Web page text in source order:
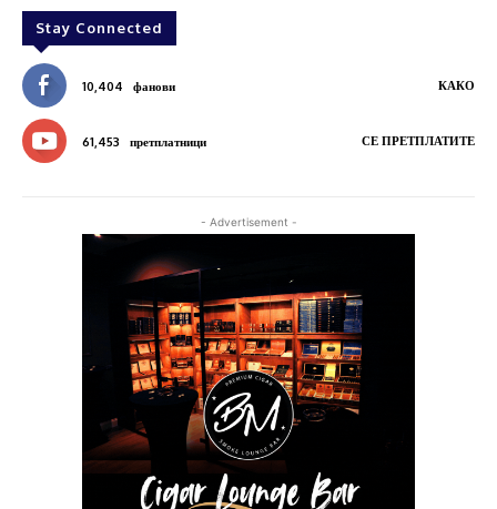
Stay Connected
10,404 фанови КАКО
61,453 претплатници СЕ ПРЕТПЛАТИТЕ
- Advertisement -